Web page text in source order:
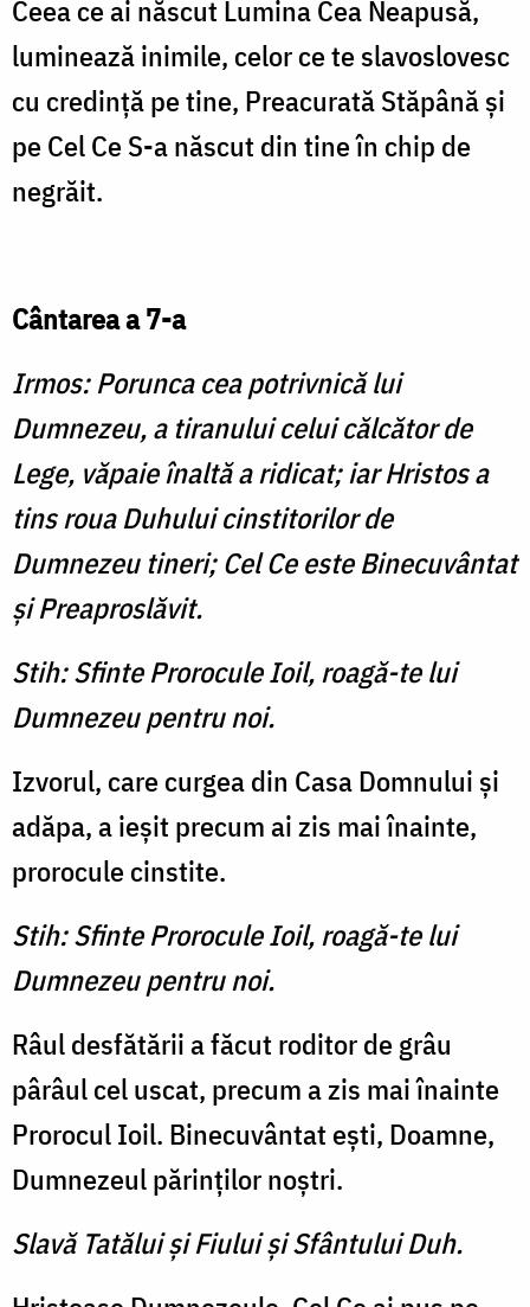
Ceea ce ai născut Lumina Cea Neapusă,
luminează inimile, ce­lor ce te slavoslovesc
cu credin­ţă pe tine, Preacurată Stăpână şi
pe Cel Ce S-a născut din tine în chip de
negrăit.
Cântarea a 7-a
Irmos: Porunca cea potrivnică lui
Dumnezeu, a tiranului celui călcător de
Lege, văpaie înaltă a ridicat; iar Hristos a
tins roua Duhului cinstitorilor de
Dumnezeu tineri; Cel Ce este Binecuvântat
şi Preaproslăvit.
Stih: Sfinte Prorocule Ioil, roagă-te lui
Dumnezeu pentru noi.
Izvorul, care curgea din Casa Domnului şi
adăpa, a ieşit pre­cum ai zis mai înainte,
pro­rocule cinstite.
Stih: Sfinte Prorocule Ioil, roagă-te lui
Dumnezeu pentru noi.
Râul desfătării a făcut rodi­tor de grâu
pârâul cel uscat, precum a zis mai înainte
Prorocul Ioil. Binecuvântat eşti, Doamne,
Dumnezeul părinţilor noştri.
Slavă Tatălui şi Fiului şi Sfântului Duh.